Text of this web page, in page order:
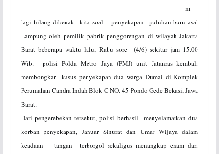
m
lagi hilang dibenak kita soal penyekapan puluhan buru asal
Lampung oleh pemilik pabrik penggorengan di wilayah Jakarta
Barat beberapa waktu lalu, Rabu sore (4/6) sekitar jam 15.00
Wib. polisi Polda Metro Jaya (PMJ) unit Jatanras kembali
membongkar kasus penyekapan dua warga Dumai di Komplek
Perumahan Candra Indah Blok C NO. 45 Pondo Gede Bekasi, Jawa
Barat.
Dari pengerebekan tersebut, polisi berhasil menyelamatkan dua
korban penyekapan, Januar Sinurat dan Umar Wijaya dalam
keadaan tangan terborgol sekaligus menangkap enam dari